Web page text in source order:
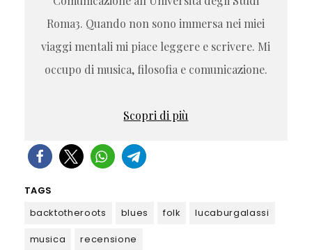
Roma3. Quando non sono immersa nei miei
viaggi mentali mi piace leggere e scrivere. Mi
occupo di musica, filosofia e comunicazione.
Scopri di più
TAGS
backtotheroots
blues folk
lucaburgalassi
musica
recensione